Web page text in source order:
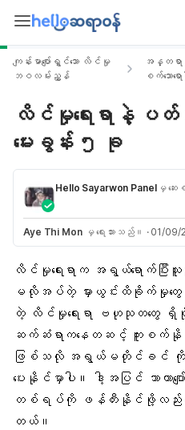
ကျန်းမာပျော်ရွှင်သော လိင်မှု
ဘဝလမ်းညွှန်
အန္တရ
စက်သောရေ
လိင်မှုရေးရာနဲ့ ပတ်သက်
မေးခွန်း ၅ ခု
Hello Sayarwon Panelမှ ဆေ
Aye Thi Monမှ ရေးသားသည်။ · 01/
လိင်မှုရေးရာက အရွယ်ရောက်ပြီ
မလိုအပ်တဲ့ မှားယွင်းထိခိုက်မှု
တဲ့ လိင်မှုရေးရာ ဗဟုသုတတွေ
ဆက်ဆံရာကနေတဆင့် ကူးစက်နိုင်
ဖြစ်သလို အရွယ်မတိုင်ခင် ကိုယ်
ပေးနိုင်မှာပါ။ ဒါ့အပြင် သာယာပ
တစ်ရပ်ကို ဖန်တီးနိုင်ဖို့လည်း ထေ
တယ်။